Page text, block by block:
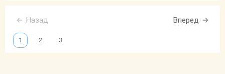
Назад Вперед
1 2 3